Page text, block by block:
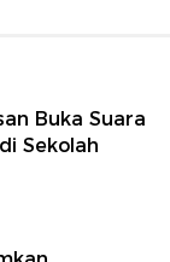
Buka Suara
Sekolah